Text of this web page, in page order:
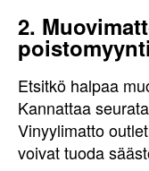
2.
poistomyynti
Etsitkö halpaa
Kannattaa
Vinyylimatto
voivat tuoda